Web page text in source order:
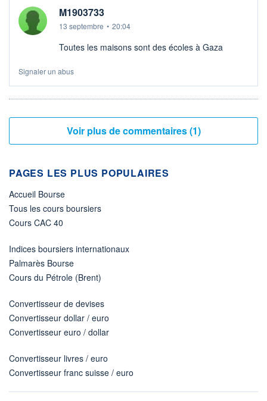
M1903733
13 septembre • 20:04
Toutes les maisons sont des écoles à Gaza
Signaler un abus
Voir plus de commentaires (1)
PAGES LES PLUS POPULAIRES
Accueil Bourse
Tous les cours boursiers
Cours CAC 40
Indices boursiers internationaux
Palmarès Bourse
Cours du Pétrole (Brent)
Convertisseur de devises
Convertisseur dollar / euro
Convertisseur euro / dollar
Convertisseur livres / euro
Convertisseur franc suisse / euro